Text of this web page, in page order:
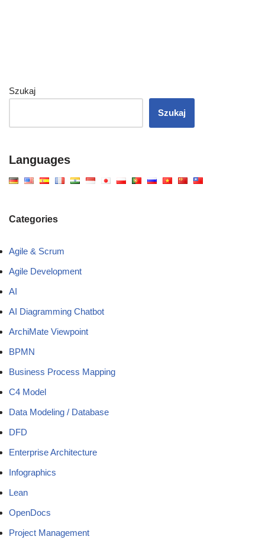
Szukaj
Szukaj
Languages
Categories
Agile & Scrum
Agile Development
AI
AI Diagramming Chatbot
ArchiMate Viewpoint
BPMN
Business Process Mapping
C4 Model
Data Modeling / Database
DFD
Enterprise Architecture
Infographics
Lean
OpenDocs
Project Management